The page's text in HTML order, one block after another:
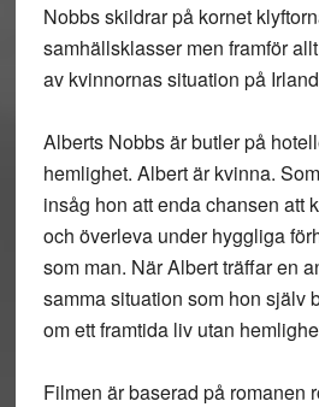
Nobbs skildrar på kornet
samhällsklasser men framför
av kvinnornas situation på
Alberts Nobbs är butler på
hemlighet. Albert är kvinna.
insåg hon att enda chansen att
och överleva under hyggliga
som man. När Albert träffar en
samma situation som hon själv
om ett framtida liv utan
Filmen är baserad på romanen